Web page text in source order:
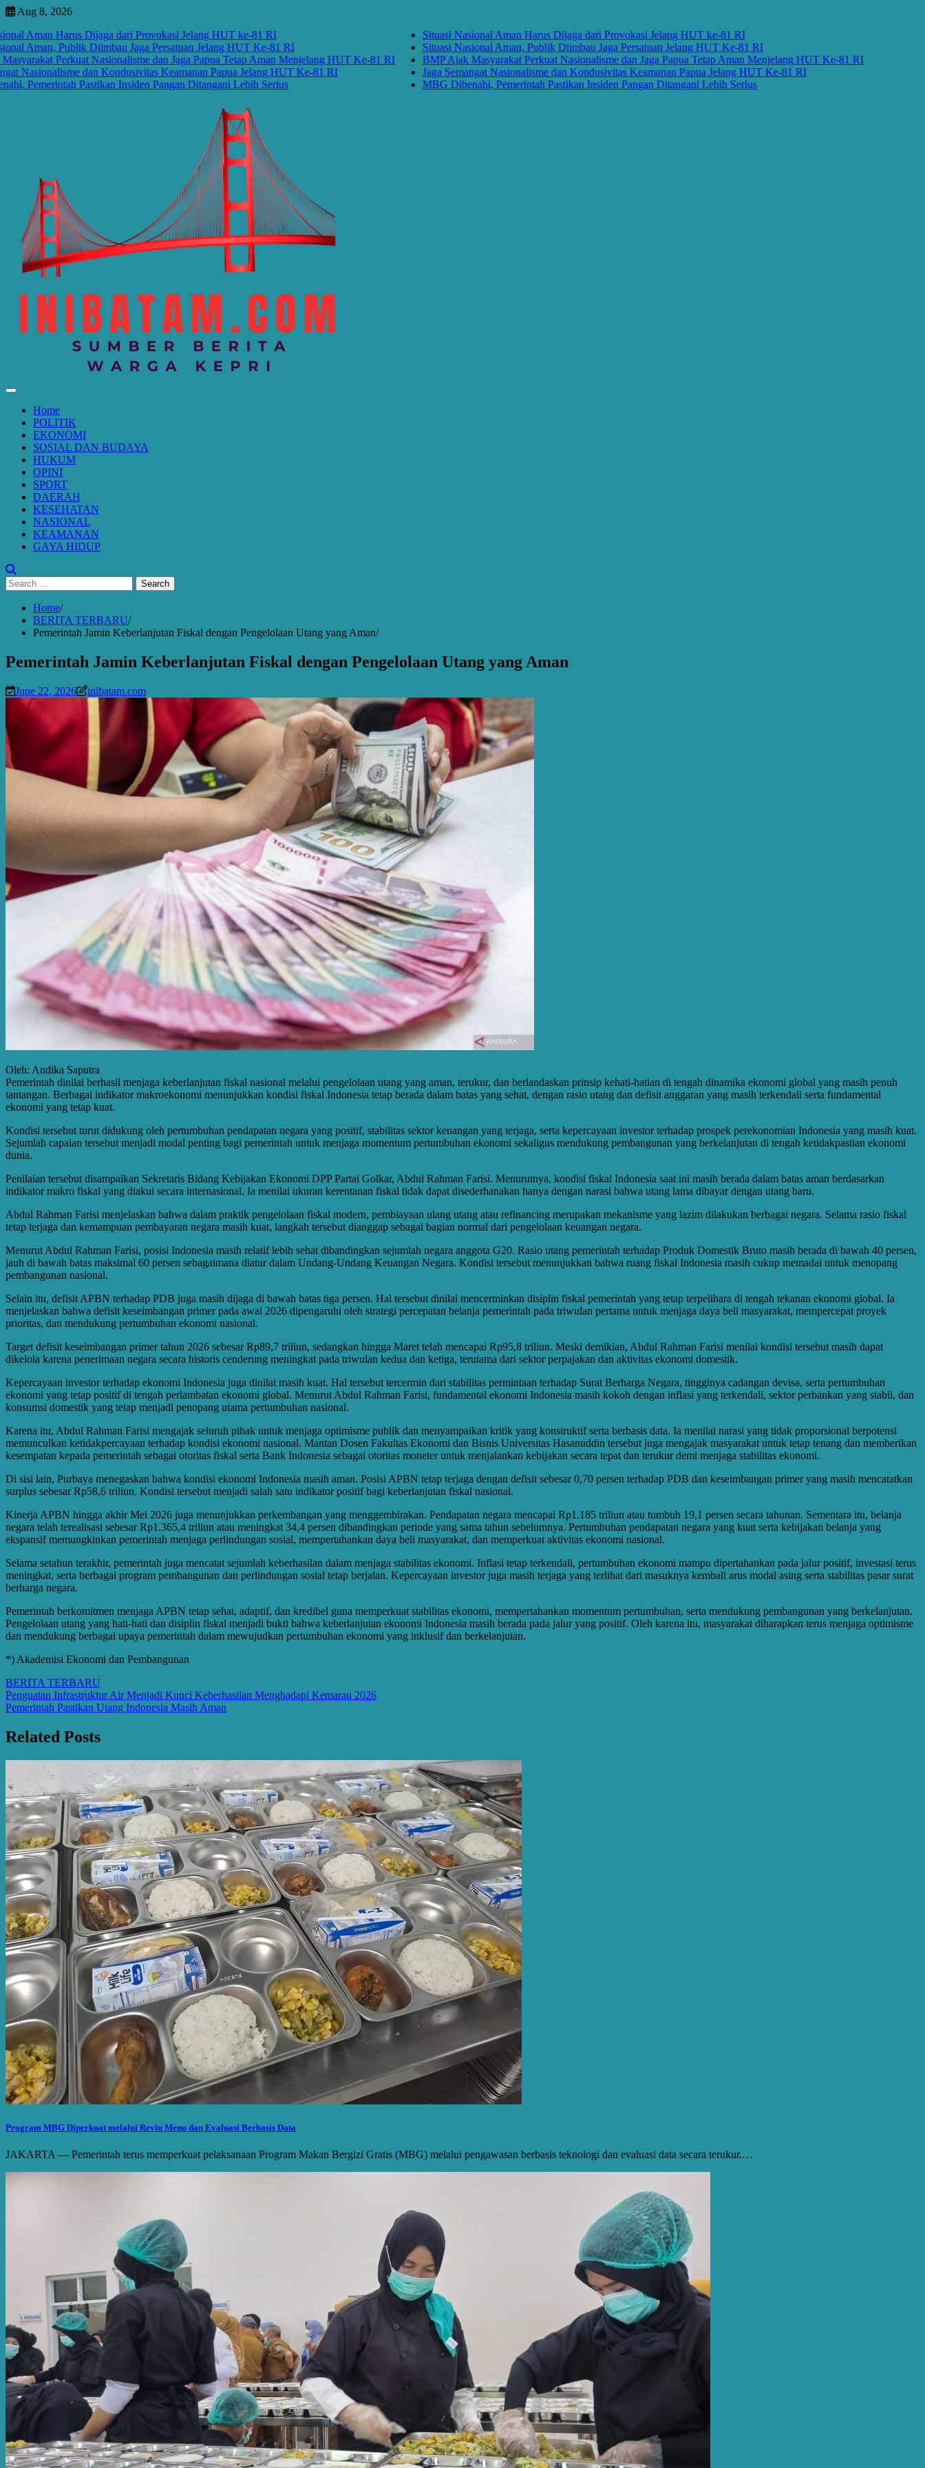
Skip
content
Aug 8, 2026
Aman Harus Dijaga dari Provokasi Jelang HUT ke-81 RI
Aman, Publik Diimbau Jaga Persatuan Jelang HUT Ke-81 RI
Perkuat Nasionalisme dan Jaga Papua Tetap Aman Menjelang HUT Ke-81 RI
dan Kondusivitas Keamanan Papua Jelang HUT Ke-81 RI
Pastikan Insiden Pangan Ditangani Lebih Serius
Situasi Nasional Aman Harus Dijaga dari Provokasi Jelang HUT ke-81 RI
Situasi Nasional Aman, Publik Diimbau Jaga Persatuan Jelang HUT Ke-81 RI
BMP Ajak Masyarakat Perkuat Nasionalisme dan Jaga Papua Tetap Aman Menjelang HUT Ke-81 RI
Jaga Semangat Nasionalisme dan Kondusivitas Keamanan Papua Jelang HUT Ke-81 RI
MBG Dibenahi, Pemerintah Pastikan Insiden Pangan Ditangani Lebih Serius
Home
POLITIK
EKONOMI
SOSIAL DAN BUDAYA
HUKUM
OPINI
SPORT
DAERAH
KESEHATAN
NASIONAL
KEAMANAN
GAYA HIDUP
Search
for:
Home
BERITA TERBARU
Pemerintah Jamin Keberlanjutan Fiskal dengan Pengelolaan Utang yang Aman
Pemerintah Jamin Keberlanjutan Fiskal dengan Pengelolaan Utang yang Aman
June 22, 2026 inibatam.com
Oleh: Andika Saputra
Pemerintah dinilai berhasil menjaga keberlanjutan fiskal nasional melalui pengelolaan utang yang aman, terukur, dan berlandaskan prinsip kehati-hatian di tengah dinamika ekonomi global yang masih penuh
tantangan. Berbagai indikator makroekonomi menunjukkan kondisi fiskal Indonesia tetap berada dalam batas yang sehat, dengan rasio utang dan defisit anggaran yang masih terkendali serta fundamental
ekonomi yang tetap kuat.
Kondisi tersebut turut didukung oleh pertumbuhan pendapatan negara yang positif, stabilitas sektor keuangan yang terjaga, serta kepercayaan investor terhadap prospek perekonomian Indonesia yang masih kuat.
Sejumlah capaian tersebut menjadi modal penting bagi pemerintah untuk menjaga momentum pertumbuhan ekonomi sekaligus mendukung pembangunan yang berkelanjutan di tengah ketidakpastian ekonomi
dunia.
Penilaian tersebut disampaikan Sekretaris Bidang Kebijakan Ekonomi DPP Partai Golkar, Abdul Rahman Farisi. Menurutnya, kondisi fiskal Indonesia saat ini masih berada dalam batas aman berdasarkan
indikator makro fiskal yang diakui secara internasional. Ia menilai ukuran kerentanan fiskal tidak dapat disederhanakan hanya dengan narasi bahwa utang lama dibayar dengan utang baru.
Abdul Rahman Farisi menjelaskan bahwa dalam praktik pengelolaan fiskal modern, pembiayaan ulang utang atau refinancing merupakan mekanisme yang lazim dilakukan berbagai negara. Selama rasio fiskal
tetap terjaga dan kemampuan pembayaran negara masih kuat, langkah tersebut dianggap sebagai bagian normal dari pengelolaan keuangan negara.
Menurut Abdul Rahman Farisi, posisi Indonesia masih relatif lebih sehat dibandingkan sejumlah negara anggota G20. Rasio utang pemerintah terhadap Produk Domestik Bruto masih berada di bawah 40 persen,
jauh di bawah batas maksimal 60 persen sebagaimana diatur dalam Undang-Undang Keuangan Negara. Kondisi tersebut menunjukkan bahwa ruang fiskal Indonesia masih cukup memadai untuk menopang
pembangunan nasional.
Selain itu, defisit APBN terhadap PDB juga masih dijaga di bawah batas tiga persen. Hal tersebut dinilai mencerminkan disiplin fiskal pemerintah yang tetap terpelihara di tengah tekanan ekonomi global. Ia
menjelaskan bahwa defisit keseimbangan primer pada awal 2026 dipengaruhi oleh strategi percepatan belanja pemerintah pada triwulan pertama untuk menjaga daya beli masyarakat, mempercepat proyek
prioritas, dan mendukung pertumbuhan ekonomi nasional.
Target defisit keseimbangan primer tahun 2026 sebesar Rp89,7 triliun, sedangkan hingga Maret telah mencapai Rp95,8 triliun. Meski demikian, Abdul Rahman Farisi menilai kondisi tersebut masih dapat
dikelola karena penerimaan negara secara historis cenderung meningkat pada triwulan kedua dan ketiga, terutama dari sektor perpajakan dan aktivitas ekonomi domestik.
Kepercayaan investor terhadap ekonomi Indonesia juga dinilai masih kuat. Hal tersebut tercermin dari stabilitas permintaan terhadap Surat Berharga Negara, tingginya cadangan devisa, serta pertumbuhan
ekonomi yang tetap positif di tengah perlambatan ekonomi global. Menurut Abdul Rahman Farisi, fundamental ekonomi Indonesia masih kokoh dengan inflasi yang terkendali, sektor perbankan yang stabil, dan
konsumsi domestik yang tetap menjadi penopang utama pertumbuhan nasional.
Karena itu, Abdul Rahman Farisi mengajak seluruh pihak untuk menjaga optimisme publik dan menyampaikan kritik yang konstruktif serta berbasis data. Ia menilai narasi yang tidak proporsional berpotensi
memunculkan ketidakpercayaan terhadap kondisi ekonomi nasional. Mantan Dosen Fakultas Ekonomi dan Bisnis Universitas Hasanuddin tersebut juga mengajak masyarakat untuk tetap tenang dan memberikan
kesempatan kepada pemerintah sebagai otoritas fiskal serta Bank Indonesia sebagai otoritas moneter untuk menjalankan kebijakan secara tepat dan terukur demi menjaga stabilitas ekonomi.
Di sisi lain, Purbaya menegaskan bahwa kondisi ekonomi Indonesia masih aman. Posisi APBN tetap terjaga dengan defisit sebesar 0,70 persen terhadap PDB dan keseimbangan primer yang masih mencatatkan
surplus sebesar Rp58,6 triliun. Kondisi tersebut menjadi salah satu indikator positif bagi keberlanjutan fiskal nasional.
Kinerja APBN hingga akhir Mei 2026 juga menunjukkan perkembangan yang menggembirakan. Pendapatan negara mencapai Rp1.185 triliun atau tumbuh 19,1 persen secara tahunan. Sementara itu, belanja
negara telah terealisasi sebesar Rp1.365,4 triliun atau meningkat 34,4 persen dibandingkan periode yang sama tahun sebelumnya. Pertumbuhan pendapatan negara yang kuat serta kebijakan belanja yang
ekspansif memungkinkan pemerintah menjaga perlindungan sosial, mempertahankan daya beli masyarakat, dan memperkuat aktivitas ekonomi nasional.
Selama setahun terakhir, pemerintah juga mencatat sejumlah keberhasilan dalam menjaga stabilitas ekonomi. Inflasi tetap terkendali, pertumbuhan ekonomi mampu dipertahankan pada jalur positif, investasi terus
meningkat, serta berbagai program pembangunan dan perlindungan sosial tetap berjalan. Kepercayaan investor juga masih terjaga yang terlihat dari masuknya kembali arus modal asing serta stabilitas pasar surat
berharga negara.
Pemerintah berkomitmen menjaga APBN tetap sehat, adaptif, dan kredibel guna memperkuat stabilitas ekonomi, mempertahankan momentum pertumbuhan, serta mendukung pembangunan yang berkelanjutan.
Pengelolaan utang yang hati-hati dan disiplin fiskal menjadi bukti bahwa keberlanjutan ekonomi Indonesia masih berada pada jalur yang positif. Oleh karena itu, masyarakat diharapkan terus menjaga optimisme
dan mendukung berbagai upaya pemerintah dalam mewujudkan pertumbuhan ekonomi yang inklusif dan berkelanjutan.
*) Akademisi Ekonomi dan Pembangunan
BERITA TERBARU
Post
navigation
Penguatan Infrastruktur Air Menjadi Kunci Keberhasilan Menghadapi Kemarau 2026
Pemerintah Pastikan Utang Indonesia Masih Aman
Related Posts
Program MBG Diperkuat melalui Reviu Menu dan Evaluasi Berbasis Data
JAKARTA — Pemerintah terus memperkuat pelaksanaan Program Makan Bergizi Gratis (MBG) melalui pengawasan berbasis teknologi dan evaluasi data secara terukur.…